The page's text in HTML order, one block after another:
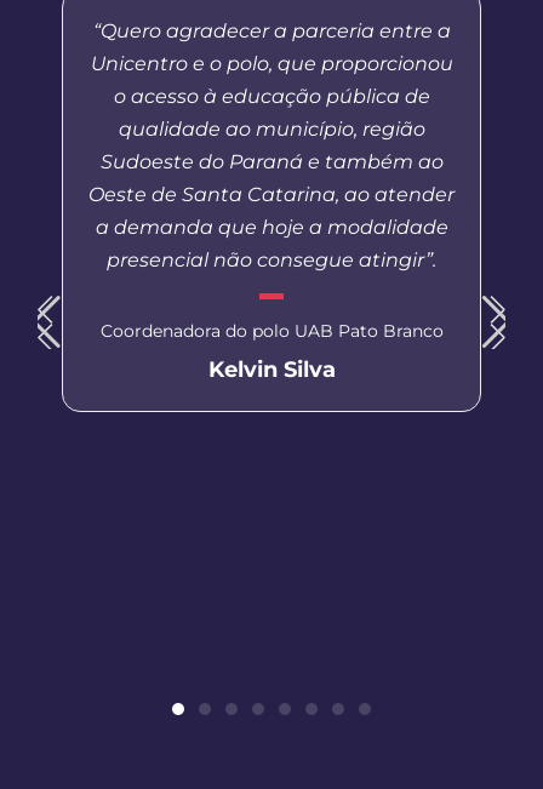
“Quero agradecer a parceria entre a
Unicentro e o polo, que proporcionou
o acesso à educação pública de
qualidade ao município, região
Sudoeste do Paraná e também ao
Oeste de Santa Catarina, ao atender
a demanda que hoje a modalidade
presencial não consegue atingir”.
Coordenadora do polo UAB Pato Branco
Kelvin Silva